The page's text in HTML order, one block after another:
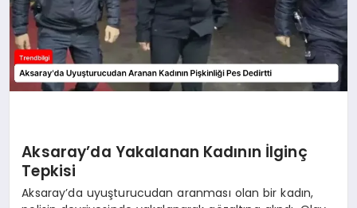
Aksaray’da Yakalanan Kadının İlginç
Tepkisi
Aksaray’da uyuşturucudan aranması olan bir kadın,